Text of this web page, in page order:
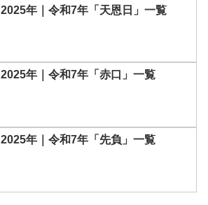
2025年｜令和7年「天恩日」一覧
2025年｜令和7年「赤口」一覧
2025年｜令和7年「先負」一覧